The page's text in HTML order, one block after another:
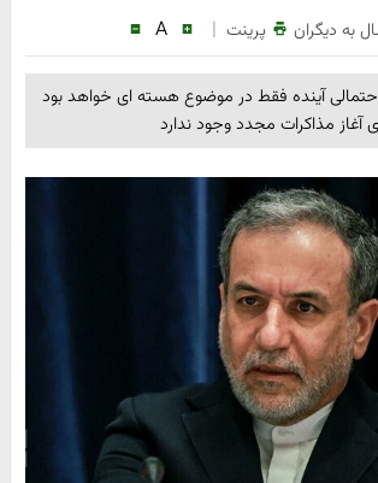
به دیگران پرینت |
A
آینده فقط در موضوع هسته ای خواهد بود
آغاز مذاکرات مجدد وجود ندارد